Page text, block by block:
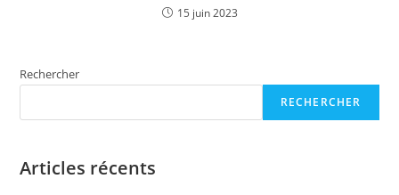
15 juin 2023
Rechercher
RECHERCHER
Articles récents